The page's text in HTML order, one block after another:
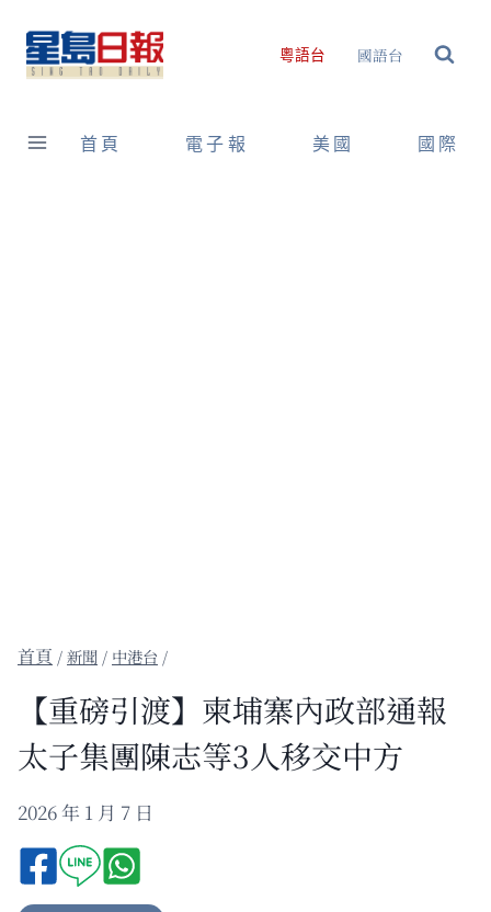
content
粵語台 國語台
首頁 電子報 美國 國際
/新聞 / 中港台 /
【重磅引渡】柬埔寨內政部通報
太子集團陳志等3人移交中方
2026 年 1 月 7 日